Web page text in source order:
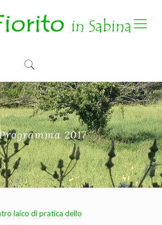
2017
laico di pratica dello